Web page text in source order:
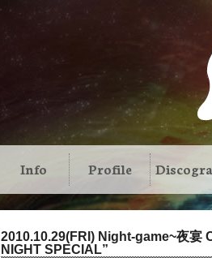
Info Profile
2010.10.29(FRI) Night-game~夜
NIGHT SPECIAL”